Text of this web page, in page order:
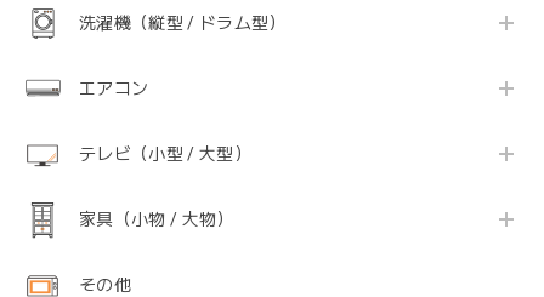
洗濯機（縦型 / ドラム型）
エアコン
テレビ（小型 / 大型）
家具（小物 / 大物）
その他